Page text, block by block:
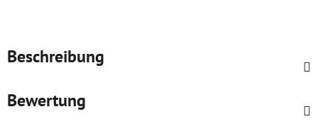
Beschreibung
Bewertung